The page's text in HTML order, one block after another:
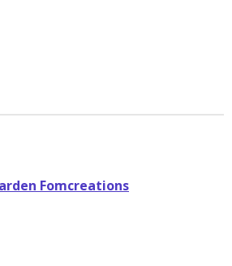
Fomcreations